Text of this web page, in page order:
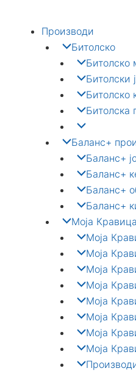
Производи
Битолско
Битолско
Битолски
Битолско
Битолска
Баланс+
Баланс+
Баланс+
Баланс+
Баланс+
Моја Кравица
Моја
Моја
Моја
Моја
Моја
Моја
Моја
Моја